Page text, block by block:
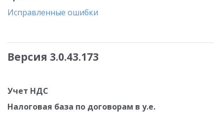
Исправленные ошибки
Версия 3.0.43.173
Учет НДС
Налоговая база по договорам в у.е.